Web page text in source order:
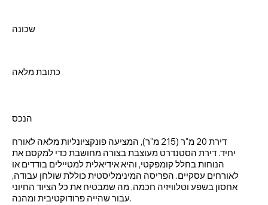
שכונה
כתובת מלאה
הנכס
דירת 20 מ"ר (215 מ"ר), המציעה פונקציונליות מלאה לאורח
יחיד. דירת הסטנדרט מעוצבת בצורה מחושבת כדי למקסם את
הנוחות בחלל קומפקטי, והיא אידיאלית למטיילים בודדים או
לאורחים עסקיים. הפריסה המינימליסטית כוללת שולחן עבודה,
אחסון בשפע וטלוויזיה חכמה, מה שמבטיח את כל הציוד החיוני
עבור שהייה פרודוקטיבית ומהנה.